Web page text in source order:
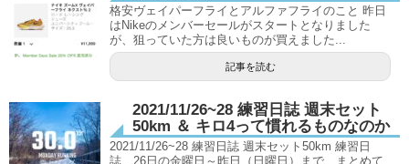
格安ヴェイパーフライとアルファフライのこと 昨日
はNikeのメンバーセールがスタートとなりました
が、狙っていた方は良いものが買えました...
記事を読む
2021/11/26~28 練習日誌 週末セット
50km ＆ キロ4って慣れるものなのか
2021/11/26~28 練習日誌 週末セット50km 練習日
誌、26日の金曜日～昨日（日曜日）まで、まとめて